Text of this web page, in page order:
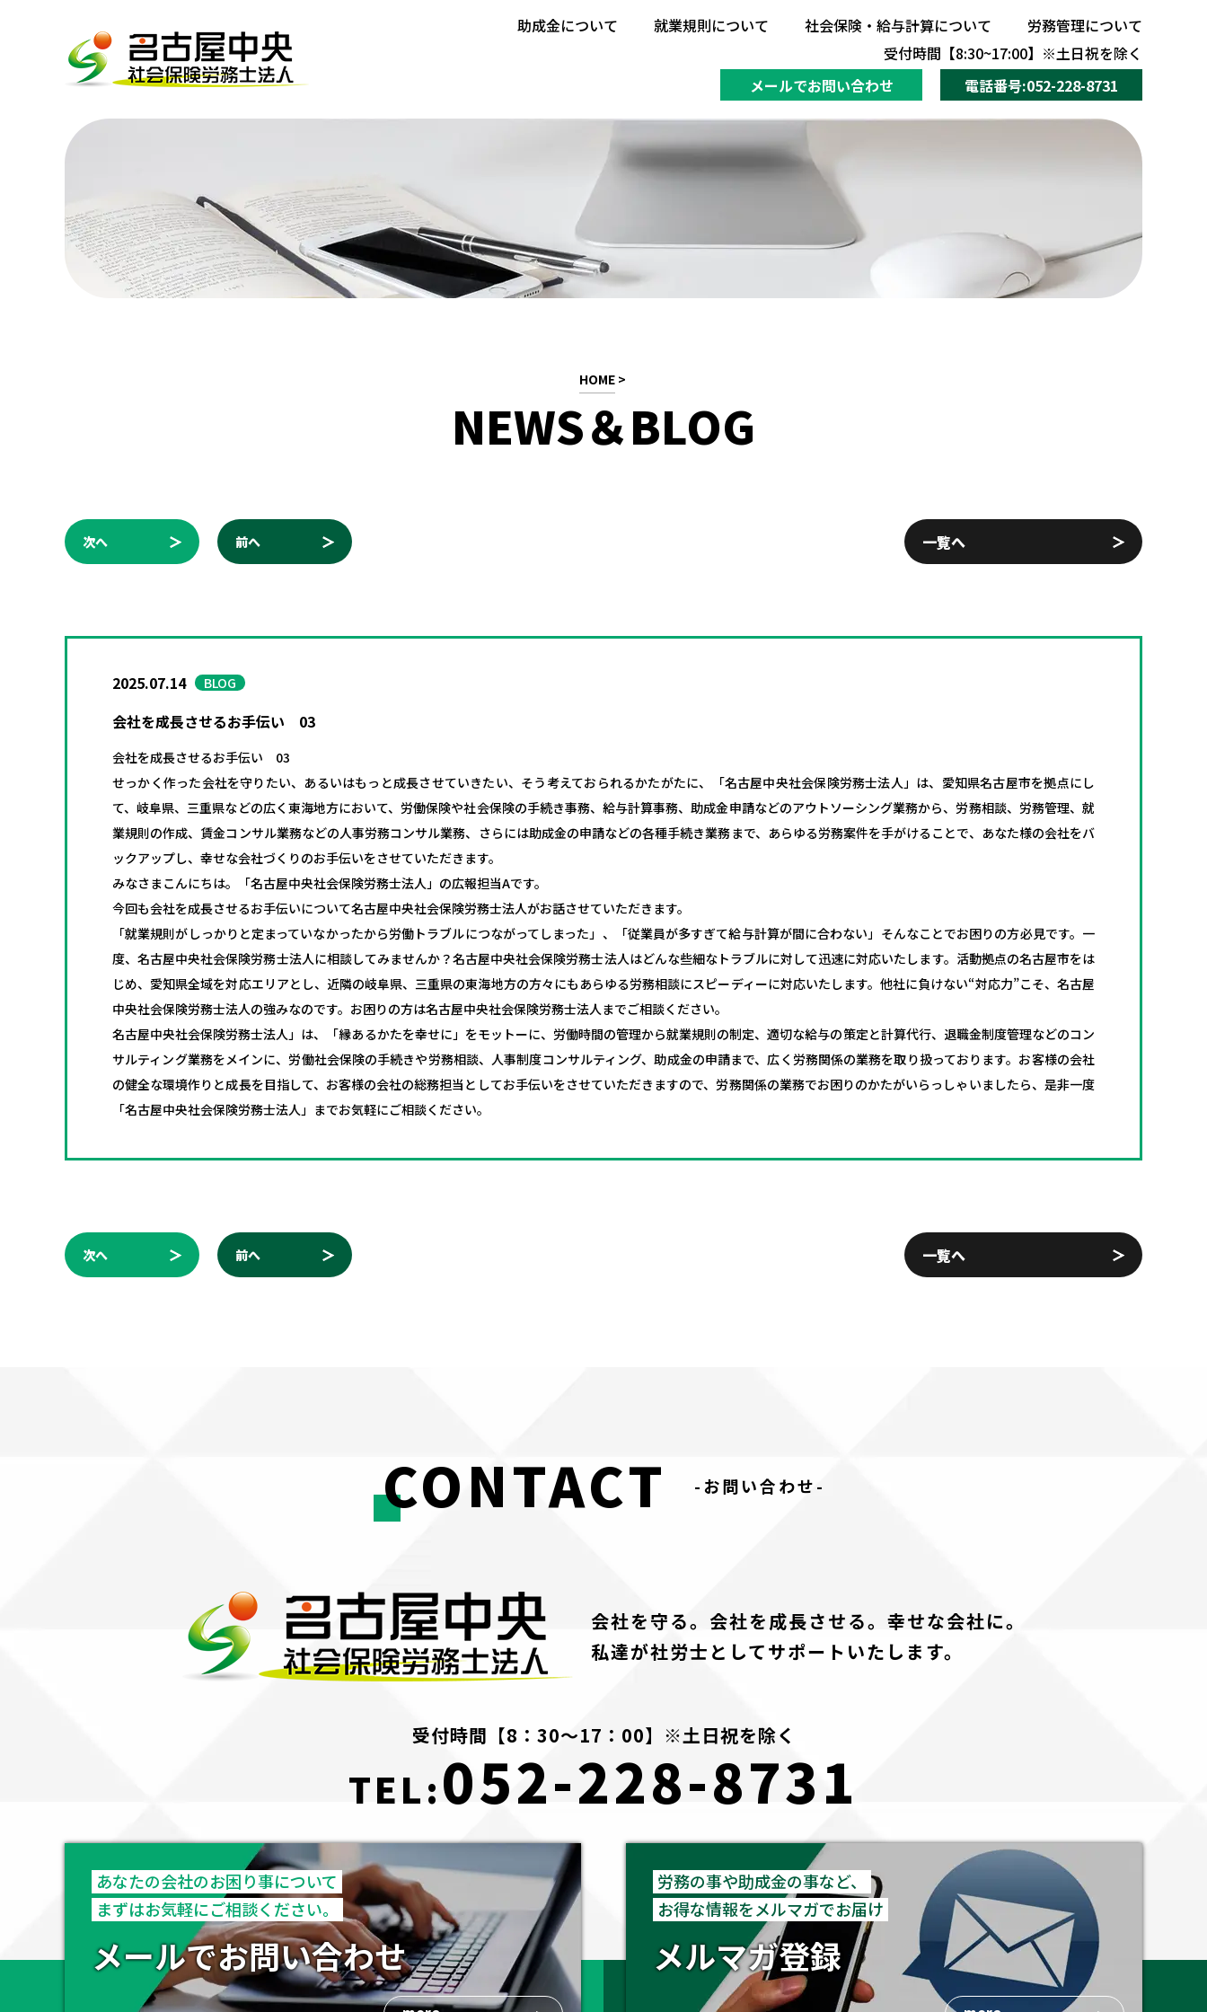
助成金について 就業規則について 社会保険・給与計算について
労務管理について
受付時間【8:30~17:00】※土日祝を除く
メールでお問い合わせ
電話番号:052-228-8731
社会保険・給与計算について 労務管理について
HOME>
NEWS＆BLOG
次へ 前へ 一覧へ
2025.07.14 BLOG
会社を成長させるお手伝い 03
会社を成長させるお手伝い 03
せっかく作った会社を守りたい、あるいはもっと成長させていきたい、そう考えておられるかたがたに、「名古屋中央社会保険労務士法人」は、愛知県名古屋市を拠点にし
て、岐阜県、三重県などの広く東海地方において、労働保険や社会保険の手続き事務、給与計算事務、助成金申請などのアウトソーシング業務から、労務相談、労務管理、就
業規則の作成、賃金コンサル業務などの人事労務コンサル業務、さらには助成金の申請などの各種手続き業務まで、あらゆる労務案件を手がけることで、あなた様の会社をバ
ックアップし、幸せな会社づくりのお手伝いをさせていただきます。
みなさまこんにちは。「名古屋中央社会保険労務士法人」の広報担当Aです。
今回も会社を成長させるお手伝いについて名古屋中央社会保険労務士法人がお話させていただきます。
「就業規則がしっかりと定まっていなかったから労働トラブルにつながってしまった」、「従業員が多すぎて給与計算が間に合わない」そんなことでお困りの方必見です。一
度、名古屋中央社会保険労務士法人に相談してみませんか？名古屋中央社会保険労務士法人はどんな些細なトラブルに対して迅速に対応いたします。活動拠点の名古屋市をは
じめ、愛知県全域を対応エリアとし、近隣の岐阜県、三重県の東海地方の方々にもあらゆる労務相談にスピーディーに対応いたします。他社に負けない“対応力”こそ、名古屋
中央社会保険労務士法人の強みなのです。お困りの方は名古屋中央社会保険労務士法人までご相談ください。
名古屋中央社会保険労務士法人」は、「縁あるかたを幸せに」をモットーに、労働時間の管理から就業規則の制定、適切な給与の策定と計算代行、退職金制度管理などのコン
サルティング業務をメインに、労働社会保険の手続きや労務相談、人事制度コンサルティング、助成金の申請まで、広く労務関係の業務を取り扱っております。お客様の会社
の健全な環境作りと成長を目指して、お客様の会社の総務担当としてお手伝いをさせていただきますので、労務関係の業務でお困りのかたがいらっしゃいましたら、是非一度
「名古屋中央社会保険労務士法人」までお気軽にご相談ください。
次へ 前へ 一覧へ
CONTACT -お問い合わせ-
会社を守る。会社を成長させる。幸せな会社に。
私達が社労士としてサポートいたします。
受付時間【8：30～17：00】※土日祝を除く
TEL:052-228-8731
あなたの会社のお困り事について
まずはお気軽にご相談ください。
メールでお問い合わせ
労務の事や助成金の事など、
お得な情報をメルマガでお届け
メルマガ登録